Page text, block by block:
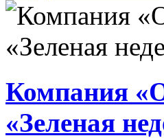
Компания
«Зеленая